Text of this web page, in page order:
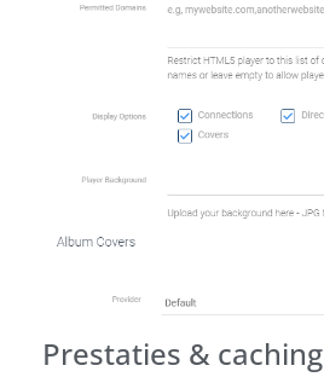
Prestaties & caching